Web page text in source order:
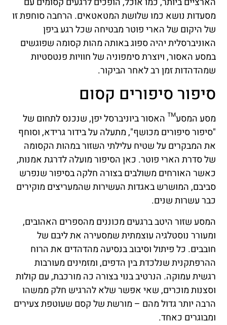
מסעדות נושא כמו שלושת המטאטאים. הרחבה סוחפת זו
של היקום של הארי פוטר מבטיחה שכל רגע ביפן
האוניברסלית יהיה ספוג באותה מהות קסומה שפוגשים
במסע האסור, ויוצרת סימפוניה של חוויות פנטסטיות
שמהדהדות זמן רב לאחר הביקור.
סיפור סיפורים קסום
מסע המסע™ האסור ביוניברסל יפן, שנכנס לתחום של
"סיפור סיפורים מכושף", מתעלה על בידור גרידא, וסוחף
את המבקרים על שטיח עלילתי השזור במהות הקסומה
של סדרת הארי פוטר. כאן הסיפור מועלה לדרגת אמנות,
כאשר האורחים משולבים בצורה חלקה בסיפור שנפרש
סביבם, המושרש באגדות העשירות שהמעריצים מוקירים
כבר עשרות שנים.
המסע שזור היטב ברגעים מכוננים מהספרים האהובים,
ומעורר נוסטלגיה עוצמתית שמסעירה את ליבם של
חובבים. כל פיתול וסיבוב בנסיעה מהדהדים את הרוח
ההרפתקנית שנלכדת בין הדפים, ומזמינים מעורבות
רגשית עמוקה. הנרטיב בנוי בצורה כה מורכבת, עם קולות
וסצנות מוכרים, שאי אפשר שלא להרגיש חלק ממשהו
הרבה יותר גדול מהם – מורשת של קסם שעוטפת צעירים
ומבוגרים כאחד.